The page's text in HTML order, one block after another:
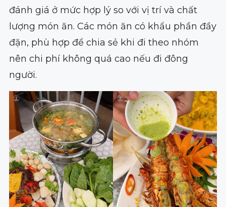
đánh giá ở mức hợp lý so với vị trí và chất
lượng món ăn. Các món ăn có khẩu phần đầy
đặn, phù hợp để chia sẻ khi đi theo nhóm
nên chi phí không quá cao nếu đi đông
người.